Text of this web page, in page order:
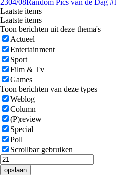
2304/08Random Pics van de Dag
Laatste items
Laatste items
Toon berichten uit deze thema's
Actueel
Entertainment
Sport
Film & Tv
Games
Toon berichten van deze types
Weblog
Column
(P)review
Special
Poll
Scrollbar gebruiken
opslaan